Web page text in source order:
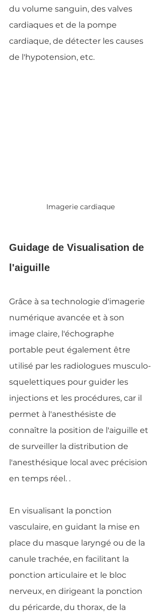
du volume sanguin, des valves
cardiaques et de la pompe
cardiaque, de détecter les causes
de l'hypotension, etc.
Imagerie cardiaque
Guidage de Visualisation de
l'aiguille
Grâce à sa technologie d'imagerie
numérique avancée et à son
image claire, l'échographe
portable peut également être
utilisé par les radiologues musculo-
squelettiques pour guider les
injections et les procédures, car il
permet à l'anesthésiste de
connaître la position de l'aiguille et
de surveiller la distribution de
l'anesthésique local avec précision
en temps réel. .
En visualisant la ponction
vasculaire, en guidant la mise en
place du masque laryngé ou de la
canule trachée, en facilitant la
ponction articulaire et le bloc
nerveux, en dirigeant la ponction
du péricarde, du thorax, de la